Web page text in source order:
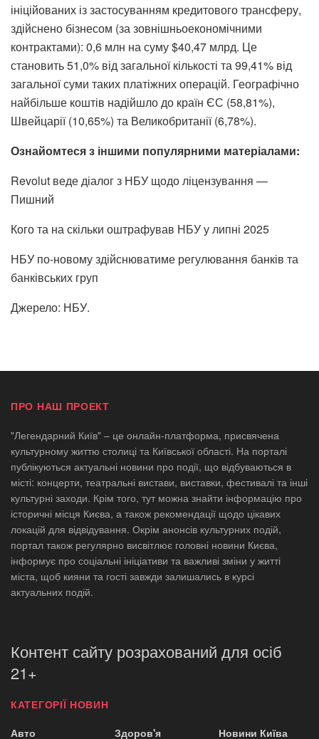
ініційованих із застосуванням кредитового трансферу,
здійснено бізнесом (за зовнішньоекономічними
контрактами): 0,6 млн на суму $40,47 млрд. Це
становить 51,0% від загальної кількості та 99,41% від
загальної суми таких платіжних операцій. Географічно
найбільше коштів надійшло до країн ЄС (58,81%),
Швейцарії (10,65%) та Великобританії (6,78%).
Ознайомтеся з іншими популярними матеріалами:
Revolut веде діалог з НБУ щодо ліцензування —
Пишний
Кого та на скільки оштрафував НБУ у липні 2025
НБУ по-новому здійснюватиме регулювання банків та
банківських груп
Джерело: НБУ.
ПРО НАШ ПРОЕКТ
"Легендарний Київ" – це онлайн-платформа, присвячена
культурному життю столиці та Київської області. На порталі
публікуються актуальні новини про події, що відбуваються в
місті: концерти, театральні вистави, виставки, фестивалі та інші
культурні заходи. Крім того, тут можна знайти інформацію про
історичні місця Києва, а також рекомендації щодо цікавих
локацій для відвідування. Окрім анонсів культурних подій,
портал також регулярно висвітлює головні новини Києва,
інформує про соціальні ініціативи та важливі зміни у житті
міста, щоб кияни та гості завжди залишались в курсі
актуальних подій.
Контент сайту розрахований для осіб
21+
КАТЕГОРІЇ НОВИН
Авто
Здоров'я Новини Київа